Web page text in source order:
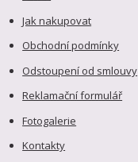
Jak nakupovat
Obchodní podmínky
Odstoupení od smlouvy
Reklamační formulář
Fotogalerie
Kontakty